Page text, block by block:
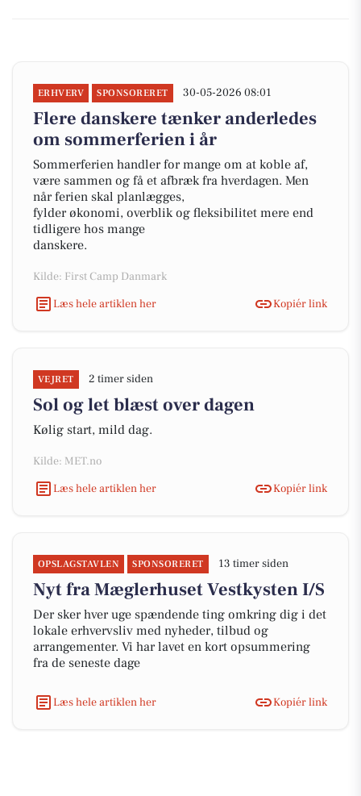
ERHVERV SPONSORERET 30-05-2026 08:01
Flere danskere tænker anderledes
om sommerferien i år
Sommerferien handler for mange om at koble af,
være sammen og få et afbræk fra hverdagen. Men
når ferien skal planlægges,
fylder økonomi, overblik og fleksibilitet mere end
tidligere hos mange
danskere.
Kilde: First Camp Danmark
Læs hele artiklen her
Kopiér link
VEJRET 2 timer siden
Sol og let blæst over dagen
Kølig start, mild dag.
Kilde: MET.no
Læs hele artiklen her
Kopiér link
OPSLAGSTAVLEN SPONSORERET 13 timer siden
Nyt fra Mæglerhuset Vestkysten I/S
Der sker hver uge spændende ting omkring dig i det
lokale erhvervsliv med nyheder, tilbud og
arrangementer. Vi har lavet en kort opsummering
fra de seneste dage
Læs hele artiklen her Kopiér link